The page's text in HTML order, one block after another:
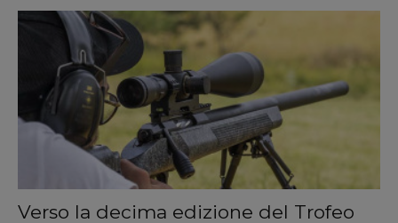
Verso la decima edizione del Trofeo